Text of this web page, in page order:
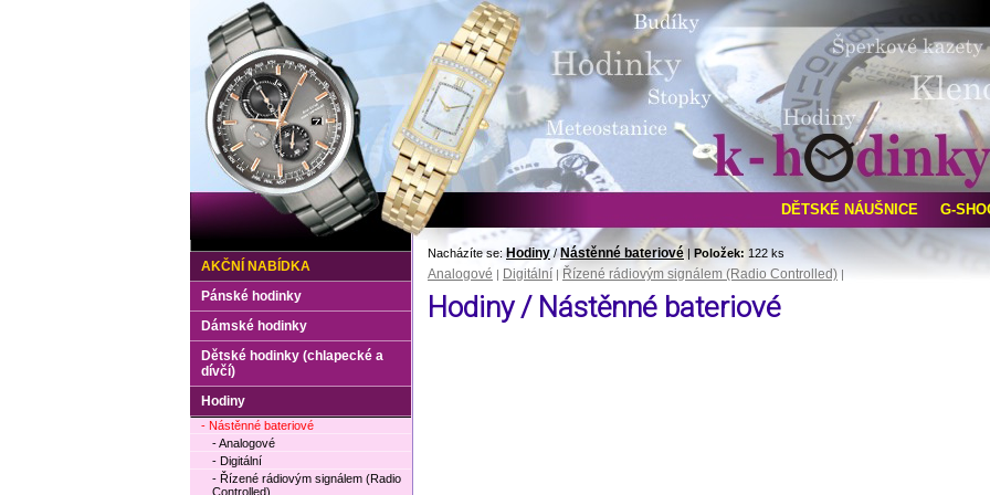
Nacházíte se: Hodiny / Nástěnné bateriové | Položek: 122 ks
Analogové | Digitální | Řízené rádiovým signálem (Radio Controlled) |
Hodiny / Nástěnné bateriové
AKČNÍ NABÍDKA
Pánské hodinky
Dámské hodinky
Dětské hodinky (chlapecké a
dívčí)
Hodiny
- Nástěnné bateriové
- Analogové
- Digitální
- Řízené rádiovým signálem (Radio
Controlled)
DĚTSKÉ NÁUŠNICE G-